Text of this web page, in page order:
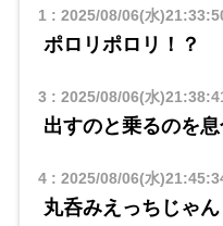
1 : 2025/08/06(水
ポロリポロリ！？
3 : 2025/08/06(水
出すのと乗るのを
4: 2025/08/06(水
丸呑みえっちじゃん